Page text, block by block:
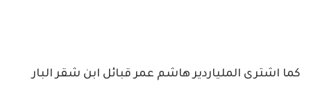
كما اشترى الملياردير هاشم عمر قبائل ابن شقر البار